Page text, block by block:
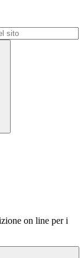
on line per i